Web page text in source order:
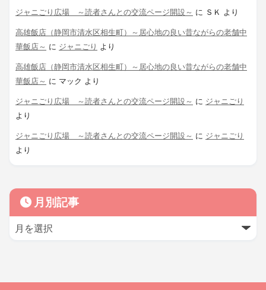
ジャニごり広場 ～読者さんとの交流ページ開設～ に ＳＫ より
高雄飯店（静岡市清水区相生町）～居心地の良い昔ながらの老舗中
華飯店～ に ジャニごり より
高雄飯店（静岡市清水区相生町）～居心地の良い昔ながらの老舗中
華飯店～ に マック より
ジャニごり広場 ～読者さんとの交流ページ開設～ に ジャニごり
より
ジャニごり広場 ～読者さんとの交流ページ開設～ に ジャニごり
より
月別記事